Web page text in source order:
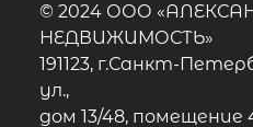
© 2024 ООО
НЕДВИЖИМОСТЬ»
191123, г.Санкт-
ул.,
дом 13/48, помещение